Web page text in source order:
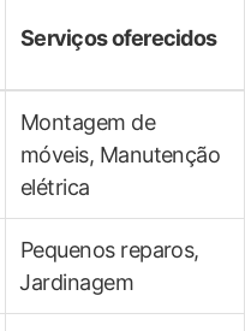
Serviços oferecidos
Montagem de
móveis, Manutenção
elétrica
Pequenos reparos,
⁢Jardinagem